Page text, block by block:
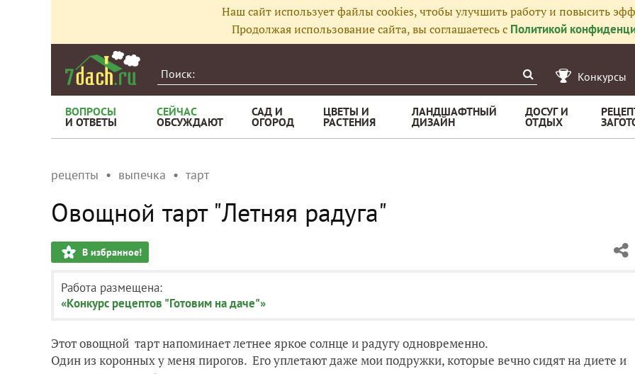
Наш сайт использует файлы cookies, чтобы улучшить работу и повысить
Продолжая использование сайта, вы соглашаетесь с Политикой
Конкурсы
ВОПРОСЫ
И ОТВЕТЫ
СЕЙЧАС
ОБСУЖДАЮТ
САД И
ОГОРОД
ЦВЕТЫ И
РАСТЕНИЯ
ЛАНДШАФТНЫЙ
ДИЗАЙН
ДОСУГ И
ОТДЫХ
рецепты выпечка тарт
Овощной тарт "Летняя радуга"
В избранное!
Работа размещена:
«Конкурс рецептов "Готовим на даче"»
Этот овощной тарт напоминает летнее яркое солнце и радугу одновременно.
Один из коронных у меня пирогов. Его уплетают даже мои подружки, которые вечно сидят на диете и